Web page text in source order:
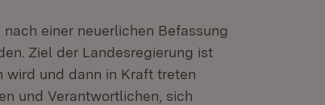
einer neuerlichen Befassung
Fenster)
Ziel der Landesregierung ist
wird und dann in Kraft treten
und Verantwortlichen, sich